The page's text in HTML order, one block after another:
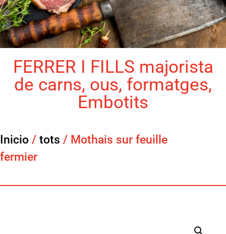
FERRER I FILLS majorista
de carns, ous, formatges,
Embotits
Inicio / tots / Mothais sur feuille
fermier